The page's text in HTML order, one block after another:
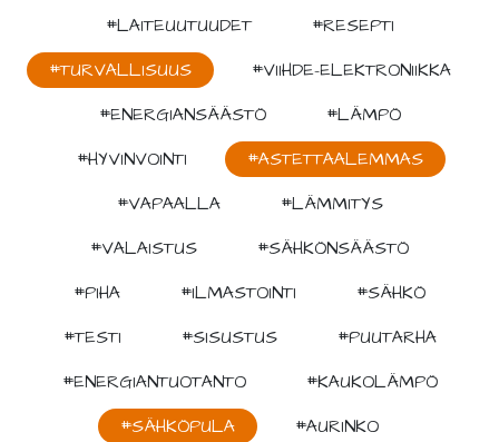
#LAITEUUTUUDET
#RESEPTI
#TURVALLISUUS
#VIIHDE-ELEKTRONIIKKA
#ENERGIANSÄÄSTÖ
#LÄMPÖ
#HYVINVOINTI
#ASTETTAALEMMAS
#VAPAALLA
#LÄMMITYS
#VALAISTUS
#SÄHKÖNSÄÄSTÖ
#PIHA
#ILMASTOINTI
#SÄHKÖ
#TESTI
#SISUSTUS
#PUUTARHA
#ENERGIANTUOTANTO
#KAUKOLÄMPÖ
#SÄHKÖPULA
#AURINKO